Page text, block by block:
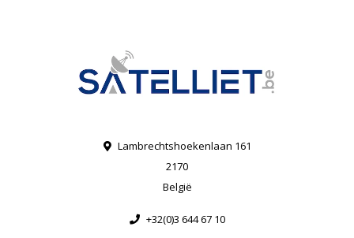
Lambrechtshoekenlaan 161
2170
België
+32(0)3 644 67 10